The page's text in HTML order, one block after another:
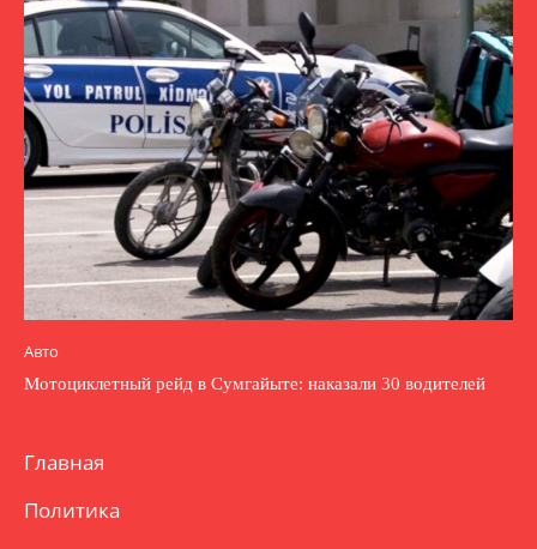
Авто
Мотоциклетный рейд в Сумгайыте: наказали 30 водителей
Главная
Политика